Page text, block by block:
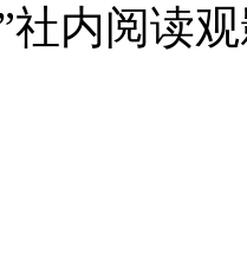
社内阅读